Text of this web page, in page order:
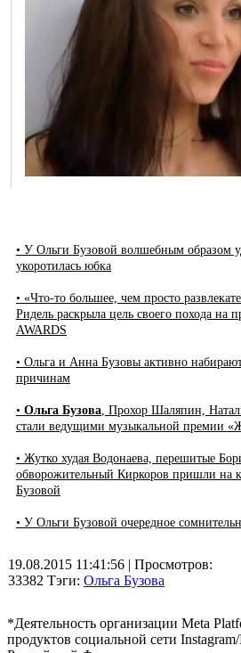
• У Ольги Бузовой волшебным образом
укоротилась юбка
• «Что-то большее, чем просто
Ридель раскрыла цель своего похода
AWARDS
• Ольга и Анна Бузовы активно
причинам
• Ольга Бузова , Прохор Шаляпин,
стали ведущими музыкальной премии
• Жутко худая Водонаева, перешитые
обворожительный Киркоров пришли на
Бузовой
• У Ольги Бузовой очередное
19.08.2015 11:41:56 | Просмотров:
33382 Тэги: Ольга Бузова
*Деятельность организации Meta
продуктов социальной сети